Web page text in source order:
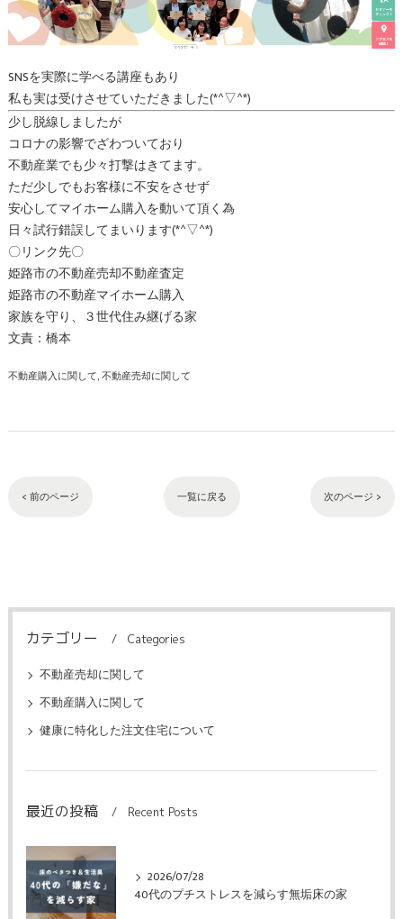
SNSを実際に学べる講座もあり
私も実は受けさせていただきました(*^▽^*)
少し脱線しましたが
コロナの影響でざわついており
不動産業でも少々打撃はきてます。
ただ少しでもお客様に不安をさせず
安心してマイホーム購入を動いて頂く為
日々試行錯誤してまいります(*^▽^*)
〇リンク先〇
姫路市の不動産売却不動産査定
姫路市の不動産マイホーム購入
家族を守り、３世代住み継げる家
文責：橋本
不動産購入に関して 不動産売却に関して
< 前のページ 一覧に戻る 次のページ >
カテゴリー Categories
不動産売却に関して
不動産購入に関して
健康に特化した注文住宅について
最近の投稿 Recent Posts
2026/07/28
40代のプチストレスを減らす無垢床の家